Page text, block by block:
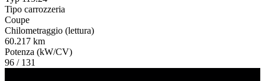
Tipo carrozzeria
Coupe
Chilometraggio (lettura)
60.217 km
Potenza (kW/CV)
96 / 131